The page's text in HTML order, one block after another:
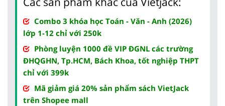
Combo 3 khóa học Toán - Văn - Anh (2026)
lớp 1-12 chỉ với 250k
Phòng luyện 1000 đề VIP ĐGNL các trường
ĐHQGHN, Tp.HCM, Bách Khoa, tốt nghiệp THPT
chỉ với 399k
Mã giảm giá 20% sản phẩm sách VietJack
trên Shopee mall